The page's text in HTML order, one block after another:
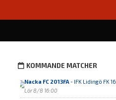
KOMMANDE MATCHER
Nacka FC 2013FA- IFK Lidingö FK 16
Lör 8/8 16:00